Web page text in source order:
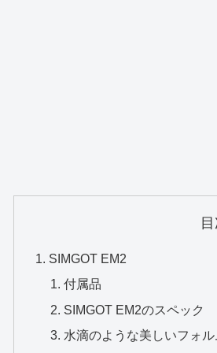
SIMGOT EM2
付属品
SIMGOT EM2のスペック
水滴のような美しいフォ